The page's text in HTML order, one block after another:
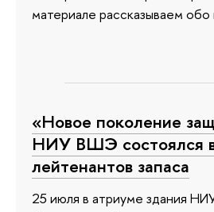
материале рассказываем
«Новое поколение
НИУ ВШЭ состоялся
лейтенантов запаса
25 июля в атриуме здания